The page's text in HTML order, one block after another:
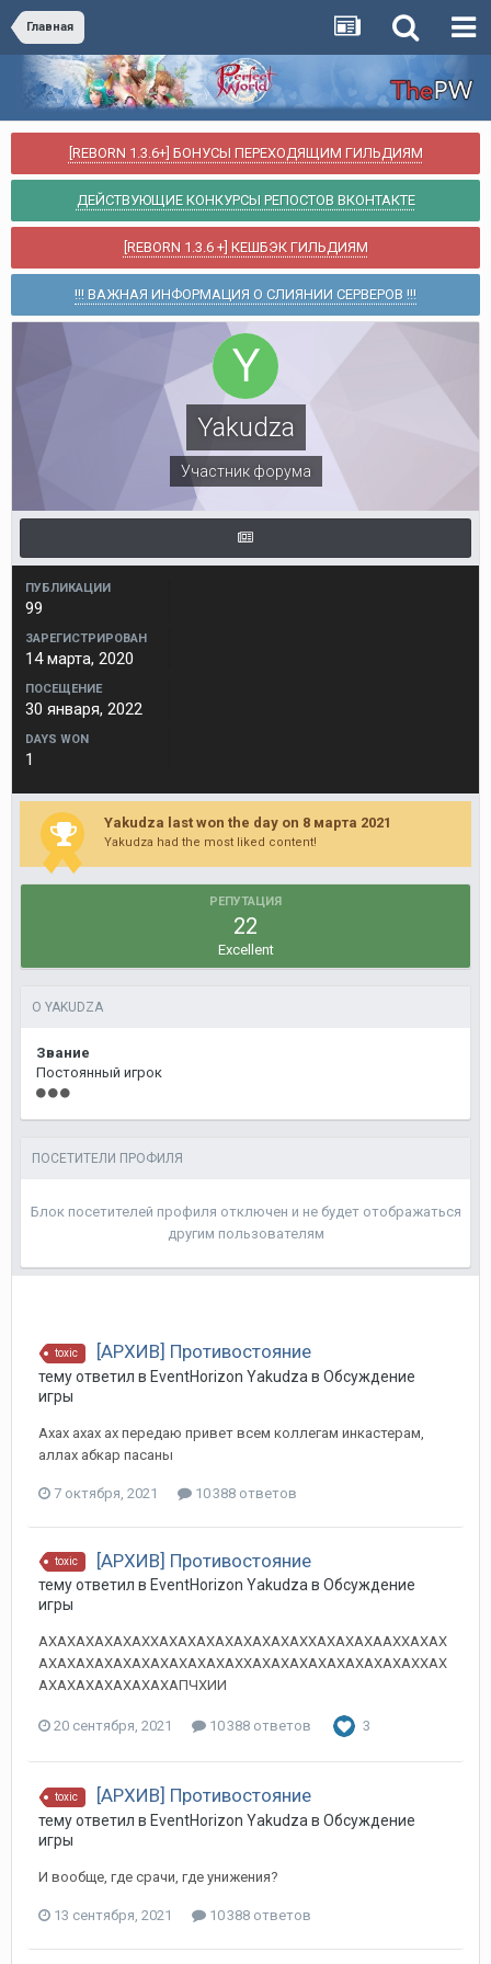
Главная
[REBORN 1.3.6+] БОНУСЫ ПЕРЕХОДЯЩИМ ГИЛЬДИЯМ
ДЕЙСТВУЮЩИЕ КОНКУРСЫ РЕПОСТОВ ВКОНТАКТЕ
[REBORN 1.3.6 +] КЕШБЭК ГИЛЬДИЯМ
!!! ВАЖНАЯ ИНФОРМАЦИЯ О СЛИЯНИИ СЕРВЕРОВ !!!
Yakudza
Участник форума
ПУБЛИКАЦИИ
99
ЗАРЕГИСТРИРОВАН
14 марта, 2020
ПОСЕЩЕНИЕ
30 января, 2022
DAYS WON
1
Yakudza last won the day on 8 марта 2021
Yakudza had the most liked content!
РЕПУТАЦИЯ
22
Excellent
О YAKUDZA
Звание
Постоянный игрок
ПОСЕТИТЕЛИ ПРОФИЛЯ
Блок посетителей профиля отключен и не будет отображаться
другим пользователям
toxic [АРХИВ] Противостояние
тему ответил в EventHorizon Yakudza в Обсуждение
игры
Ахах ахах ах передаю привет всем коллегам инкастерам,
аллах абкар пасаны
7 октября, 2021 10 388 ответов
toxic [АРХИВ] Противостояние
тему ответил в EventHorizon Yakudza в Обсуждение
игры
АХАХАХАХАХАХХАХАХАХАХАХАХАХАХХАХАХАХААХХАХАХ
АХАХАХАХАХАХАХАХАХАХАХХАХАХАХАХАХАХАХАХАХХАХ
АХАХАХАХАХАХАХАПЧХИИ
20 сентября, 2021 10 388 ответов 3
toxic [АРХИВ] Противостояние
тему ответил в EventHorizon Yakudza в Обсуждение
игры
И вообще, где срачи, где унижения?
13 сентября, 2021 10 388 ответов